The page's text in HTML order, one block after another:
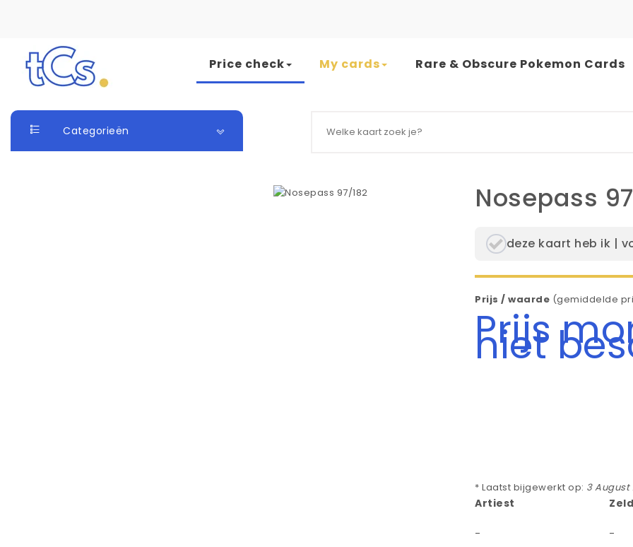
Skip to content
Price check My cards Rare & Obscure Pokemon Cards
Categorieën
Nosepass
deze kaart heb ik |
Prijs / waarde (gemiddelde
Prijs
niet
* Laatst bijgewerkt op: 3 August
Artiest
- -